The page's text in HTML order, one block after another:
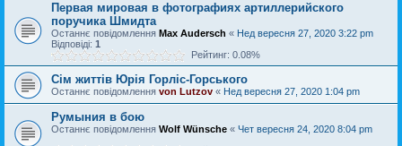
Первая мировая в фотографиях артиллерийского
поручика Шмидта
Останнє повідомлення Max Audersch « Нед вересня 27, 2020 3:22 pm
Відповіді: 1
Рейтинг: 0.08%
Cім життів Юрія Горліс-Горського
Останнє повідомлення von Lutzov « Нед вересня 27, 2020 1:04 pm
Румыния в бою
Останнє повідомлення Wolf Wünsche « Чет вересня 24, 2020 8:04 pm